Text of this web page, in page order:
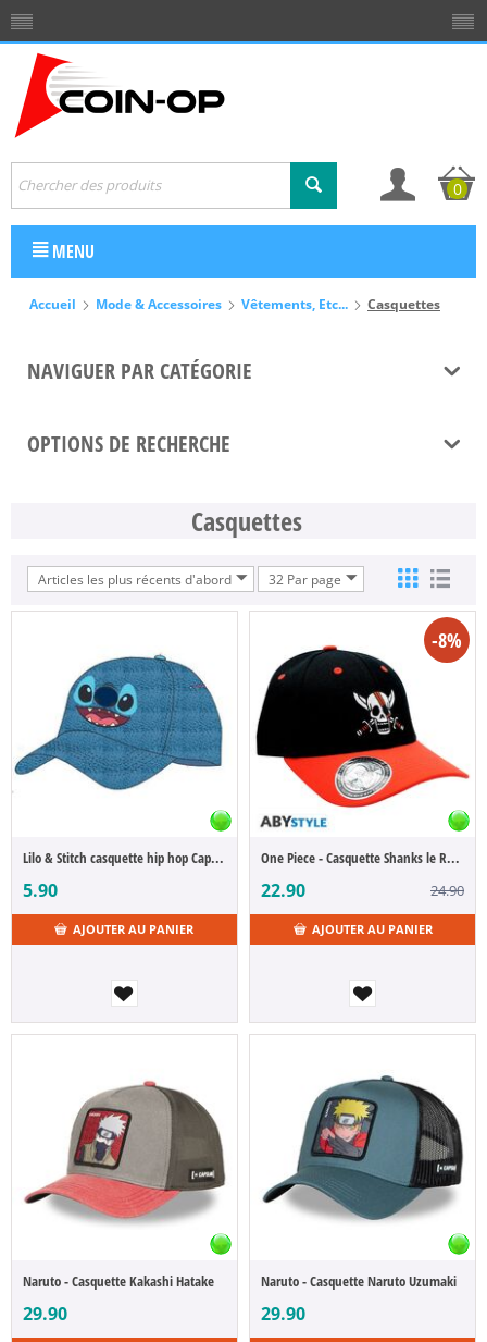
0
MENU
Accueil Mode & Accessoires Vêtements, Etc... Casquettes
NAVIGUER PAR CATÉGORIE
OPTIONS DE RECHERCHE
Casquettes
Articles les plus récents d'abord 32 Par page
Lilo & Stitch casquette hip hop Cap Stitch´s Face
5.90
AJOUTER AU PANIER
-8%
One Piece - Casquette Shanks le Roux
22.90 24.90
AJOUTER AU PANIER
Naruto - Casquette Kakashi Hatake
29.90
Naruto - Casquette Naruto Uzumaki
29.90